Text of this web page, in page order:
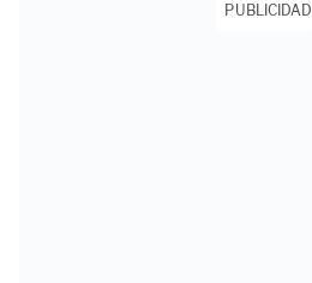
PUBLICIDAD